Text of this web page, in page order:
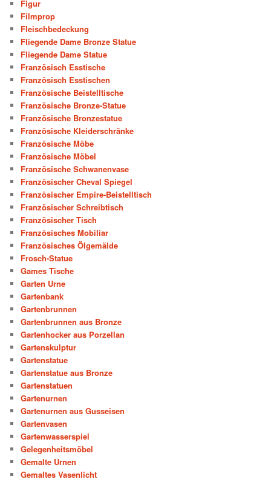
Figur
Filmprop
Fleischbedeckung
Fliegende Dame Bronze Statue
Fliegende Dame Statue
Französisch Esstische
Französisch Esstischen
Französische Beistelltische
Französische Bronze-Statue
Französische Bronzestatue
Französische Kleiderschränke
Französische Möbe
Französische Möbel
Französische Schwanenvase
Französischer Cheval Spiegel
Französischer Empire-Beistelltisch
Französischer Schreibtisch
Französischer Tisch
Französisches Mobiliar
Französisches Ölgemälde
Frosch-Statue
Games Tische
Garten Urne
Gartenbank
Gartenbrunnen
Gartenbrunnen aus Bronze
Gartenhocker aus Porzellan
Gartenskulptur
Gartenstatue
Gartenstatue aus Bronze
Gartenstatuen
Gartenurnen
Gartenurnen aus Gusseisen
Gartenvasen
Gartenwasserspiel
Gelegenheitsmöbel
Gemalte Urnen
Gemaltes Vasenlicht